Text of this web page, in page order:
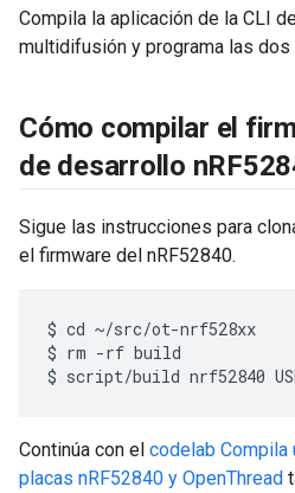
Compila la aplicación de la CLI
multidifusión y programa las dos
Cómo compilar el
de desarrollo n
Sigue las instrucciones para
el firmware del nRF52840.
$ cd ~/src/ot-nrf528xx
$ rm -rf build
Continúa con el codelab Compila
placas nRF52840 y OpenThread